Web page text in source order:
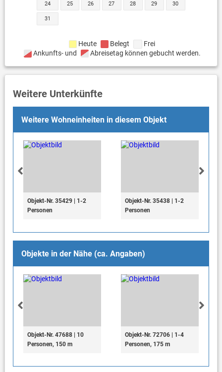
24 25 26 27 28 29 30
31
Heute Belegt
Frei
Ankunfts- und
Abreisetag können gebucht werden.
Weitere Unterkünfte
Weitere Wohneinheiten in diesem Objekt
Objekt-Nr. 35429 | 1-2
Personen
Objekt-Nr. 35438 | 1-2
Personen
Objekte in der Nähe (ca. Angaben)
Objekt-Nr. 47688 | 10
Personen, 150 m
Objekt-Nr. 72706 | 1-4
Personen, 175 m